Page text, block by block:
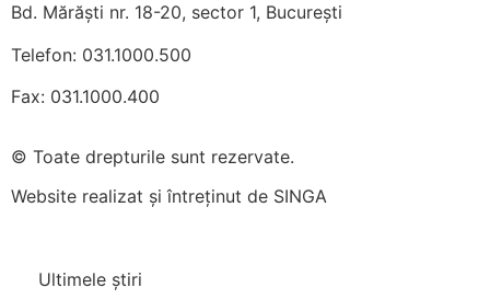
Bd. Mărăști nr. 18-20, sector 1, București
Telefon: 031.1000.500
Fax: 031.1000.400
© Toate drepturile sunt rezervate.
Website realizat și întreținut de SINGA
Ultimele știri